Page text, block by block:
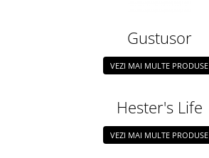
Gustusor
VEZI MAI MULTE PRODUSE
Hester's Life
VEZI MAI MULTE PRODUSE